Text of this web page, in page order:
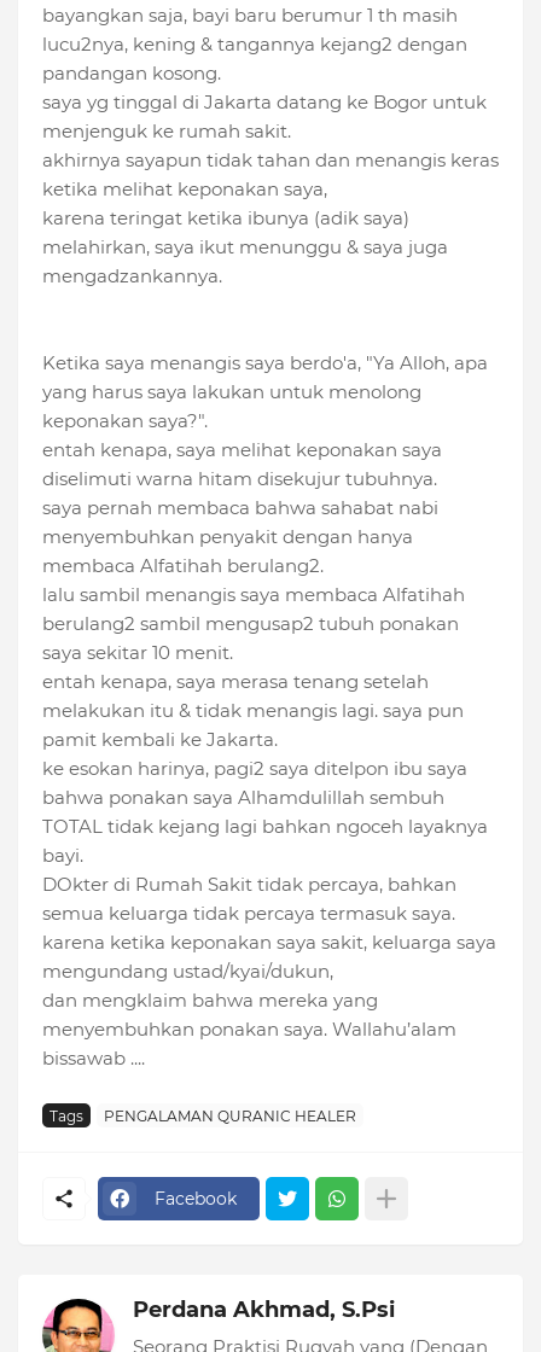
bayangkan saja, bayi baru berumur 1 th masih
lucu2nya, kening & tangannya kejang2 dengan
pandangan kosong.
saya yg tinggal di Jakarta datang ke Bogor untuk
menjenguk ke rumah sakit.
akhirnya sayapun tidak tahan dan menangis keras
ketika melihat keponakan saya,
karena teringat ketika ibunya (adik saya)
melahirkan, saya ikut menunggu & saya juga
mengadzankannya.
Ketika saya menangis saya berdo'a, "Ya Alloh, apa
yang harus saya lakukan untuk menolong
keponakan saya?".
entah kenapa, saya melihat keponakan saya
diselimuti warna hitam disekujur tubuhnya.
saya pernah membaca bahwa sahabat nabi
menyembuhkan penyakit dengan hanya
membaca Alfatihah berulang2.
lalu sambil menangis saya membaca Alfatihah
berulang2 sambil mengusap2 tubuh ponakan
saya sekitar 10 menit.
entah kenapa, saya merasa tenang setelah
melakukan itu & tidak menangis lagi. saya pun
pamit kembali ke Jakarta.
ke esokan harinya, pagi2 saya ditelpon ibu saya
bahwa ponakan saya Alhamdulillah sembuh
TOTAL tidak kejang lagi bahkan ngoceh layaknya
bayi.
DOkter di Rumah Sakit tidak percaya, bahkan
semua keluarga tidak percaya termasuk saya.
karena ketika keponakan saya sakit, keluarga saya
mengundang ustad/kyai/dukun,
dan mengklaim bahwa mereka yang
menyembuhkan ponakan saya. Wallahu’alam
bissawab ....
Tags PENGALAMAN QURANIC HEALER
Facebook
Perdana Akhmad, S.Psi
Seorang Praktisi Ruqyah yang (Dengan